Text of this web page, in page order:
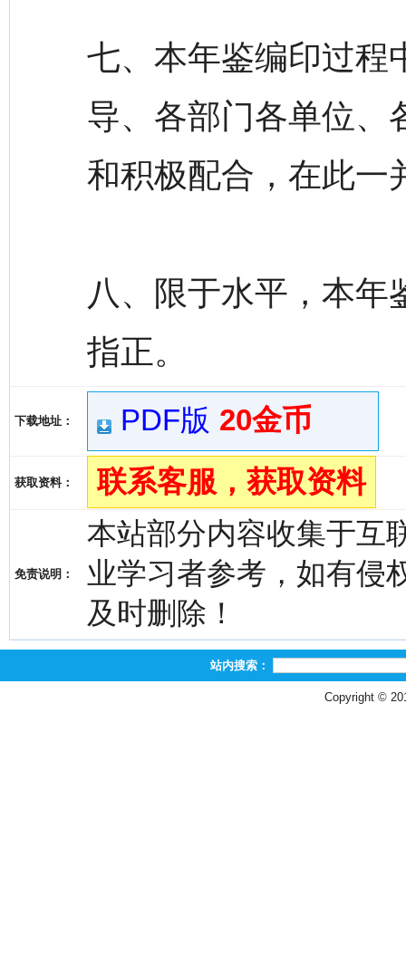
七、本年鉴编印过程
导、各部门各单位、
和积极配合，在此一
八、限于水平，本年
指正。
下载地址： PDF版 20金币
获取资料： 联系客服，获取资料
免责说明：
本站部分内容收集于互
业学习者参考，如有侵
及时删除！
站内搜索：
Copyright ©